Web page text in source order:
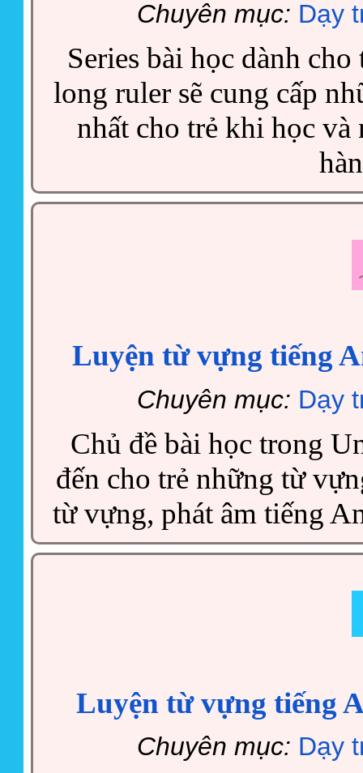
Chuyên mục: Dạy
Series bài học dành
long ruler sẽ cung cấp
nhất cho trẻ khi học
Luyện từ vựng tiếng
Chuyên mục: Dạy
Chủ đề bài học trong
đến cho trẻ những từ
từ vựng, phát âm tiếng
Luyện từ vựng tiếng
Chuyên mục: Dạy